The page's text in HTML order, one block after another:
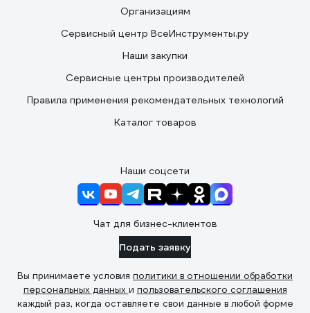
Организациям
Сервисный центр ВсеИнструменты.ру
Наши закупки
Сервисные центры производителей
Правила применения рекомендательных технологий
Каталог товаров
Наши соцсети
Чат для бизнес-клиентов
Подать заявку
Вы принимаете условия политики в отношении обработки
персональных данных и пользовательского соглашения
каждый раз, когда оставляете свои данные в любой форме